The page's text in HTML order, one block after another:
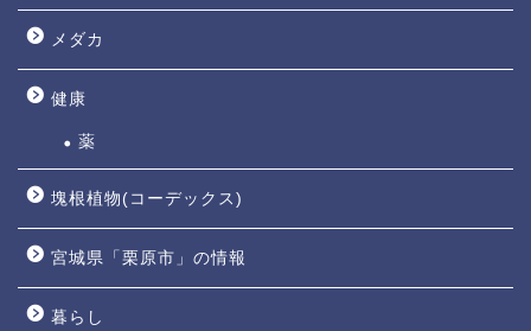
メダカ
健康
薬
塊根植物(コーデックス)
宮城県「栗原市」の情報
暮らし